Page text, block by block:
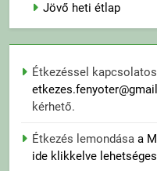
Jövő heti étlap
Étkezéssel
kérhető.
Étkezés lemondása a
ide klikkelve